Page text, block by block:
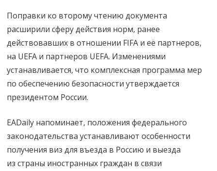
виз
Поправки ко второму чтению документа
расширили сферу действия норм, ранее
действовавших в отношении FIFA и её партнеров,
на UEFA и партнеров UEFA. Изменениями
устанавливается, что комплексная программа мер
по обеспечению безопасности утверждается
президентом России.
EADaily напоминает, положения федерального
законодательства устанавливают особенности
получения виз для въезда в Россию и выезда
из страны иностранных граждан в связи